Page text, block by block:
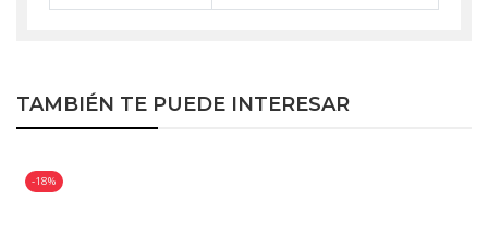
TAMBIÉN TE PUEDE INTERESAR
-18%